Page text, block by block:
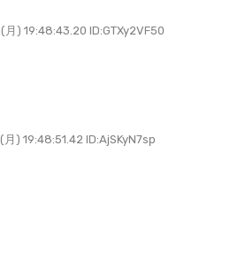
) 19:48:43.20 ID:GTXy2VF50
) 19:48:51.42 ID:AjSKyN7sp